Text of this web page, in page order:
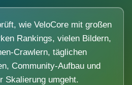
wie VeloCore mit großen
Rankings, vielen Bildern,
Crawlern, täglichen
Community-Aufbau und
Skalierung umgeht.